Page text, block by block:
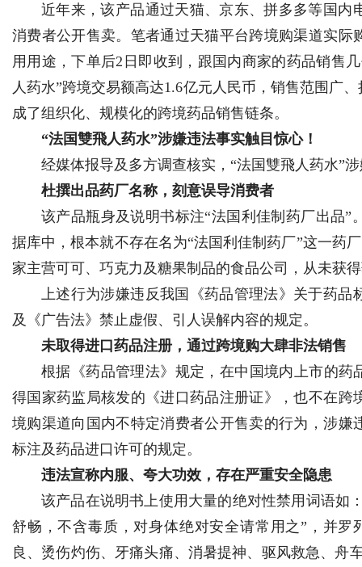
ar
近年来，该产品通过天猫、京东、拼多多等国
消费者公开售卖。笔者通过天猫平台跨境购渠道实
用用途，下单后2日即收到，跟国内商家的药品销售
人药水”跨境交易额高达1.6亿元人民币，销售范围广
成了组织化、规模化的跨境药品销售链条。
“法国雙飛人药水”涉嫌违法事实触目惊心！
经媒体报导及多方调查核实，“法国雙飛人药水”
杜撰出品药厂名称，刻意误导消费者
该产品瓶身及说明书标注“法国利佳制药厂出品
据库中，根本就不存在名为“法国利佳制药厂”这一药
家主营可可、巧克力及糖果制品的食品公司，从未获
上述行为涉嫌违反我国《药品管理法》关于药
及《广告法》禁止虚假、引人误解内容的规定。
未取得进口药品注册，通过跨境购大肆非法销售
根据《药品管理法》规定，在中国境内上市的药
得国家药监局核发的《进口药品注册证》，也不在
境购渠道向国内不特定消费者公开售卖的行为，涉
标注及药品进口许可的规定。
违法宣称内服、夸大功效，存在严重安全隐患
该产品在说明书上使用大量的绝对性禁用词语如
舒畅，不含毒质，对身体绝对安全请常用之”，并
良、烫伤灼伤、牙痛头痛、消暑提神、驱风救急、舟